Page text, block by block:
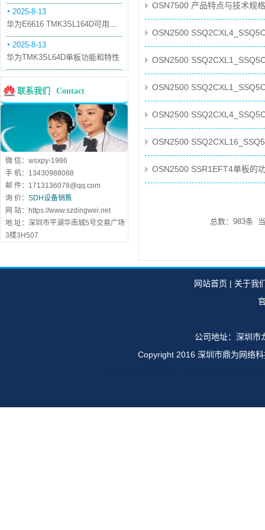
2025-8-13
华为E6616 TMK3SL164D可用万兆光模块
2025-8-13
华为TMK3SL64D单板功能和特性
联系我们 Contact
微 信：wsxpy-1986
手 机：13430988088
邮 件：1713136078@qq.com
询 价： SDH设备销售
网 站：https://www.szdingwei.net
地 址：深圳市平湖华南城5号交易广场
3楼3H507
OSN7500 产品特点与技术规格
OSN2500
OSN2500
OSN2500
OSN2500
OSN2500
OSN2500 SSR1EFT4单板的
总数：983条
网站首页 | 关于我
公司地址：深圳市
Copyright 2016 深圳市鼎为网络